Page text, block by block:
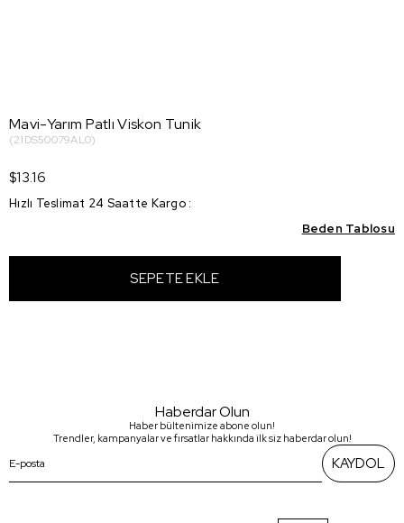
Mavi-Yarım Patlı Viskon Tunik
(21DS50079AL0)
$13.16
Hızlı Teslimat 24 Saatte Kargo :
Beden Tablosu
Haberdar Olun
Haber bültenimize abone olun!
Trendler, kampanyalar ve fırsatlar hakkında ilk siz haberdar olun!
KAYDOL